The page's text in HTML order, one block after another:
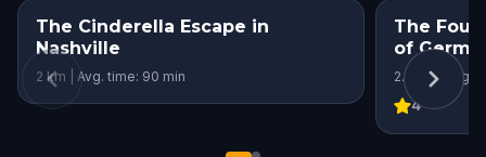
The Cinderella Escape in
Nashville
2 km | Avg. time: 90 min
The
of
2.2 km | Avg.
4